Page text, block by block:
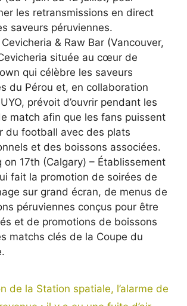
les retransmissions en direct
saveurs péruviennes.
& Raw Bar (Vancouver,
située au cœur de
qui célèbre les saveurs
du Pérou et, en collaboration
prévoit d’ouvrir pendant les
match afin que les fans puissent
du football avec des plats
et des boissons associées.
on 17th (Calgary) – Établissement
fait la promotion de soirées de
sur grand écran, de menus de
péruviennes conçus pour être
et de promotions de boissons
matchs clés de la Coupe du
de la Station spatiale, l’alarme de